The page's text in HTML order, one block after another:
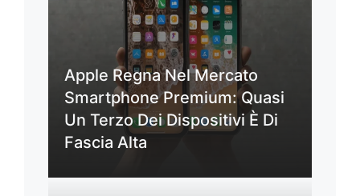
Apple Regna Nel Mercato
Smartphone Premium: Quasi
Un Terzo Dei Dispositivi È Di
Fascia Alta